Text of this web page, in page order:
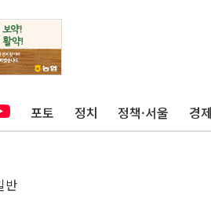
포토 정치 정책·서울 경제
반